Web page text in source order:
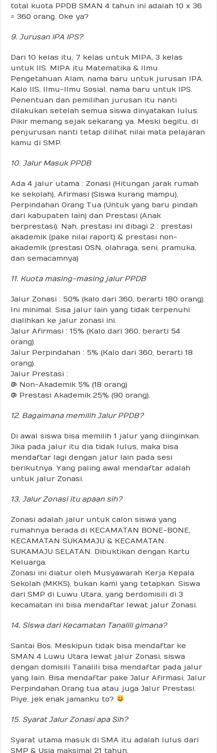
total kuota PPDB SMAN 4 tahun ini adalah 10 x 36
= 360 orang. Oke ya?
9. Jurusan IPA IPS?
Dari 10 kelas itu, 7 kelas untuk MIPA, 3 kelas
untuk IIS. MIPA itu Matematika & Ilmu
Pengetahuan Alam, nama baru untuk jurusan IPA.
Kalo IIS, Ilmu-Ilmu Sosial, nama baru untuk IPS.
Penentuan dan pemilihan jurusan itu nanti
dilakukan setelah semua siswa dinyatakan lulus.
Pikir memang sejak sekarang ya. Meski begitu, di
penjurusan nanti tetap dilihat nilai mata pelajaran
kamu di SMP.
10. Jalur Masuk PPDB
Ada 4 jalur utama : Zonasi (Hitungan jarak rumah
ke sekolah), Afirmasi (Siswa kurang mampu),
Perpindahan Orang Tua (Untuk yang baru pindah
dari kabupaten lain) dan Prestasi (Anak
berprestasi). Nah, prestasi ini dibagi 2 : prestasi
akademik (pake nilai raport) & prestasi non-
akademik (prestasi OSN, olahraga, seni, pramuka,
dan semacamnya)
11. Kuota masing-masing jalur PPDB
Jalur Zonasi : 50% (kalo dari 360, berarti 180 orang).
Ini minimal. Sisa jalur lain yang tidak terpenuhi
dialihkan ke jalur zonasi ini.
Jalur Afirmasi : 15% (Kalo dari 360, berarti 54
orang).
Jalur Perpindahan : 5% (Kalo dari 360, berarti 18
orang).
Jalur Prestasi :
@ Non-Akademik 5% (18 orang)
@ Prestasi Akademik 25% (90 orang).
12. Bagaimana memilih Jalur PPDB?
Di awal siswa bisa memilih 1 jalur yang diinginkan.
Jika pada jalur itu dia tidak lulus, maka bisa
mendaftar lagi dengan jalur lain pada sesi
berikutnya. Yang paling awal mendaftar adalah
untuk jalur Zonasi.
13. Jalur Zonasi itu apaan sih?
Zonasi adalah jalur untuk calon siswa yang
rumahnya berada di KECAMATAN BONE-BONE,
KECAMATAN SUKAMAJU & KECAMATAN
SUKAMAJU SELATAN. Dibuktikan dengan Kartu
Keluarga.
Zonasi ini diatur oleh Musyawarah Kerja Kepala
Sekolah (MKKS), bukan kami yang tetapkan. Siswa
dari SMP di Luwu Utara, yang berdomisili di 3
kecamatan ini bisa mendaftar lewat jalur Zonasi.
14. Siswa dari Kecamatan Tanalili gimana?
Santai Bos. Meskipun tidak bisa mendaftar ke
SMAN 4 Luwu Utara lewat jalur Zonasi, siswa
dengan domisili Tanalili bisa mendaftar pada jalur
yang lain. Bisa mendaftar pake Jalur Afirmasi, Jalur
Perpindahan Orang tua atau juga Jalur Prestasi.
Piye, jek enak jamanku to?
15. Syarat Jalur Zonasi apa Sih?
Syarat utama masuk di SMA itu adalah lulus dari
SMP & Usia maksimal 21 tahun.